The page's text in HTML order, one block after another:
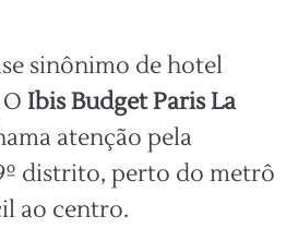
sinônimo de hotel
Ibis Budget Paris La
atenção pela
distrito, perto do metrô
ao centro.